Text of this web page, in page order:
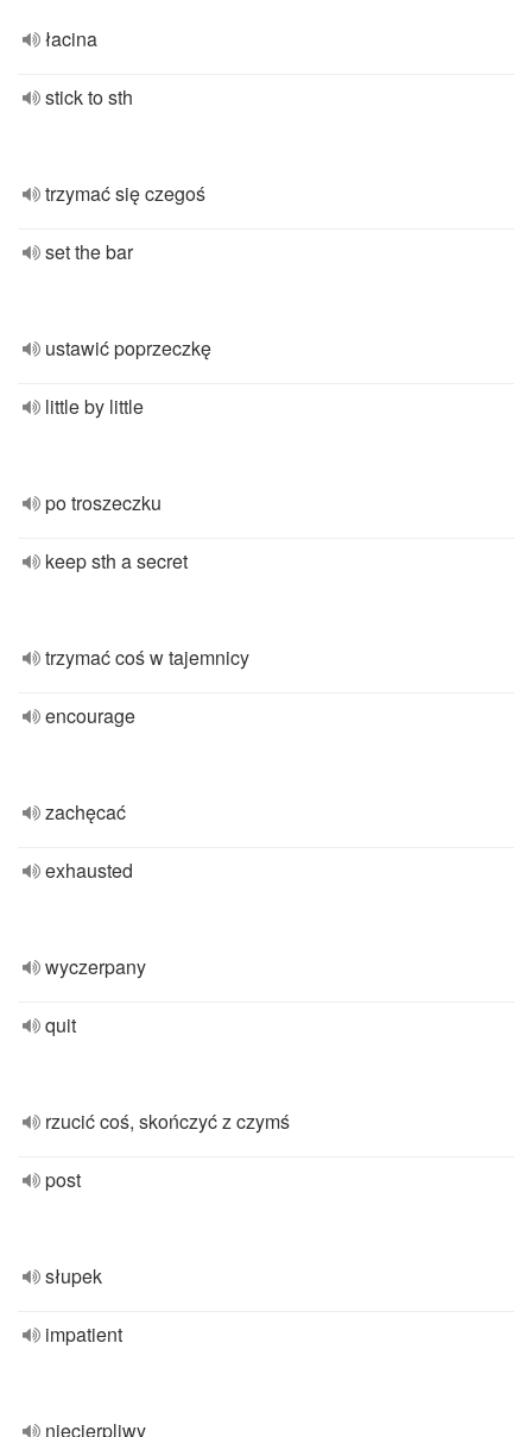
łacina
stick to sth
trzymać się czegoś
set the bar
ustawić poprzeczkę
little by little
po troszeczku
keep sth a secret
trzymać coś w tajemnicy
encourage
zachęcać
exhausted
wyczerpany
quit
rzucić coś, skończyć z czymś
post
słupek
impatient
niecierpliwy